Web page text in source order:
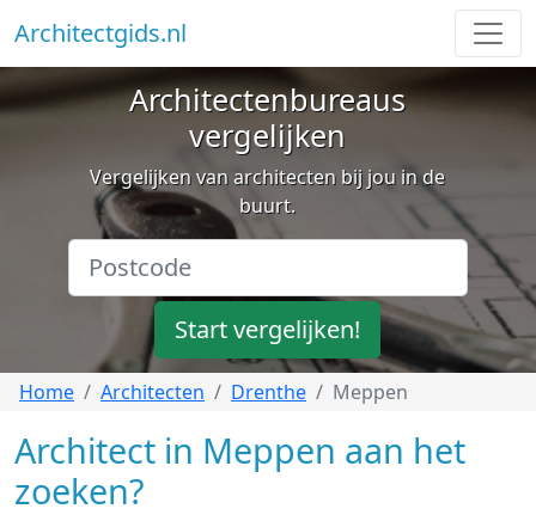
Architectgids.nl
Architectenbureaus
vergelijken
Vergelijken van architecten bij jou in de
buurt.
Start vergelijken!
Home Architecten Drenthe Meppen
Architect in Meppen aan het
zoeken?